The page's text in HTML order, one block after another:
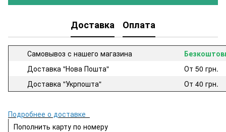
Доставка Оплата
Самовывоз с нашего магазина
Доставка "Нова Пошта"
От 50 грн.
Доставка "Укрпошта"
От 40 грн.
Подробнее о доставке
Пополнить карту по номеру